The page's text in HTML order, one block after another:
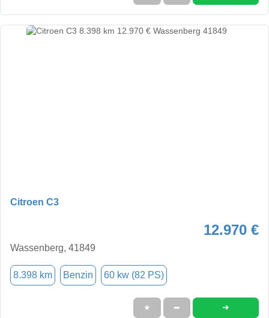
Citroen C3
12.970 €
Wassenberg, 41849
8.398 km Benzin 60 kw (82 PS)
★ ➦ ➜